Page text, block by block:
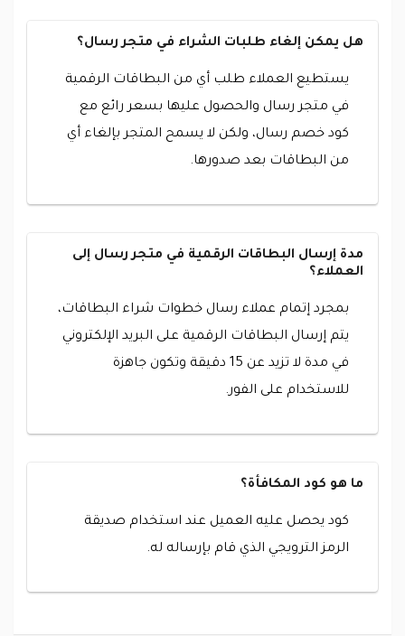
هل يمكن إلغاء طلبات الشراء في متجر رسال؟
يستطيع العملاء طلب أي من البطاقات الرقمية
في متجر رسال والحصول عليها بسعر رائع مع
كود خصم رسال، ولكن لا يسمح المتجر بإلغاء أي
من البطاقات بعد صدورها.
مدة إرسال البطاقات الرقمية في متجر رسال إلى
العملاء؟
بمجرد إتمام عملاء رسال خطوات شراء البطاقات،
يتم إرسال البطاقات الرقمية على البريد الإلكتروني
في مدة لا تزيد عن 15 دقيقة وتكون جاهزة
للاستخدام على الفور.
ما هو كود المكافأة؟
كود يحصل عليه العميل عند استخدام صديقة
الرمز الترويجي الذي قام بإرساله له.